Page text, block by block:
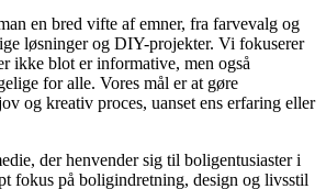
en bred vifte af emner, fra farvevalg og
løsninger og DIY-projekter. Vi fokuserer
ikke blot er informative, men også
for alle. Vores mål er at gøre
og kreativ proces, uanset ens erfaring eller
der henvender sig til boligentusiaster i
fokus på boligindretning, design og livsstil